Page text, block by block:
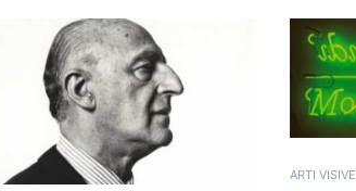
ARTI VISIVE